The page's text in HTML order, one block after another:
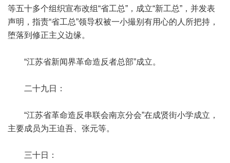
等五十多个组织宣布改组“省工总”，成立“新工总”，并发表
声明，指责“省工总”领导权被一小撮别有用心的人所把持，
堕落到修正主义边缘。
“江苏省新闻界革命造反者总部”成立。
二十九日：
“江苏省革命造反串联会南京分会”在成贤街小学成立，
主要成员为王迫吾、张元等。
三十日：